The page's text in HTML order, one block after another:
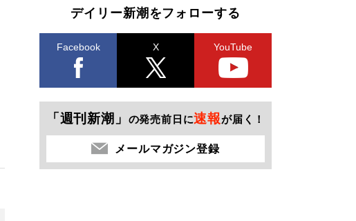
デイリー新潮をフォローする
Facebook X YouTube
「週刊新潮」 の発売前日に速報が届く！
メールマガジン登録